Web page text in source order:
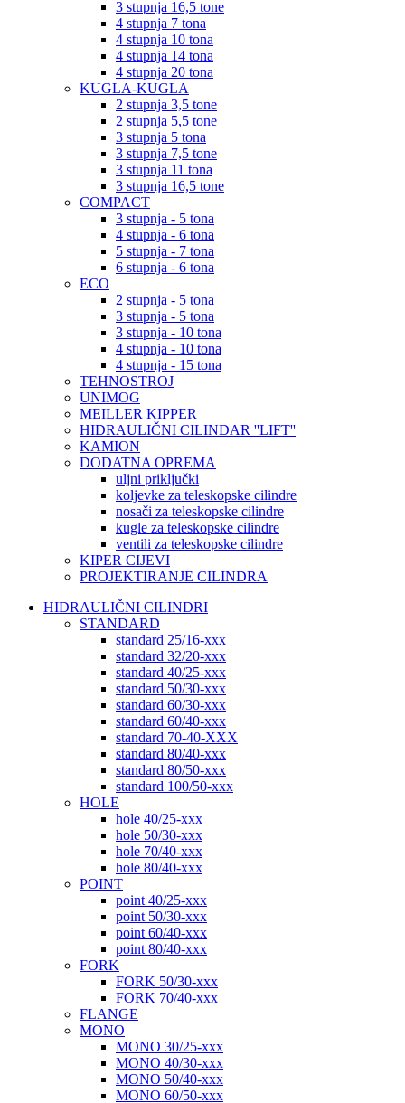
3 stupnja 16,5 tone
4 stupnja 7 tona
4 stupnja 10 tona
4 stupnja 14 tona
4 stupnja 20 tona
KUGLA-KUGLA
2 stupnja 3,5 tone
2 stupnja 5,5 tone
3 stupnja 5 tona
3 stupnja 7,5 tone
3 stupnja 11 tona
3 stupnja 16,5 tone
COMPACT
3 stupnja - 5 tona
4 stupnja - 6 tona
5 stupnja - 7 tona
6 stupnja - 6 tona
ECO
2 stupnja - 5 tona
3 stupnja - 5 tona
3 stupnja - 10 tona
4 stupnja - 10 tona
4 stupnja - 15 tona
TEHNOSTROJ
UNIMOG
MEILLER KIPPER
HIDRAULIČNI CILINDAR ''LIFT''
KAMION
DODATNA OPREMA
uljni priključki
koljevke za teleskopske cilindre
nosači za teleskopske cilindre
kugle za teleskopske cilindre
ventili za teleskopske cilindre
KIPER CIJEVI
PROJEKTIRANJE CILINDRA
HIDRAULIČNI CILINDRI
STANDARD
standard 25/16-xxx
standard 32/20-xxx
standard 40/25-xxx
standard 50/30-xxx
standard 60/30-xxx
standard 60/40-xxx
standard 70-40-XXX
standard 80/40-xxx
standard 80/50-xxx
standard 100/50-xxx
HOLE
hole 40/25-xxx
hole 50/30-xxx
hole 70/40-xxx
hole 80/40-xxx
POINT
point 40/25-xxx
point 50/30-xxx
point 60/40-xxx
point 80/40-xxx
FORK
FORK 50/30-xxx
FORK 70/40-xxx
FLANGE
MONO
MONO 30/25-xxx
MONO 40/30-xxx
MONO 50/40-xxx
MONO 60/50-xxx